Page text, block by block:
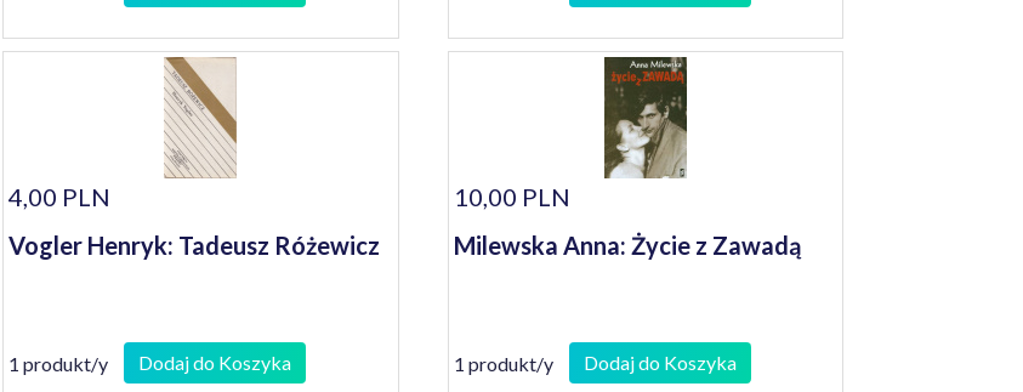
4,00 PLN
Vogler Henryk: Tadeusz Różewicz
1 produkt/y Dodaj do Koszyka
10,00 PLN
Milewska Anna: Życie z Zawadą
1 produkt/y Dodaj do Koszyka